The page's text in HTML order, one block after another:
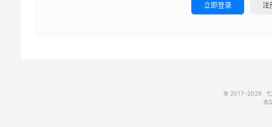
立即登录 注
© 2017-2026
本